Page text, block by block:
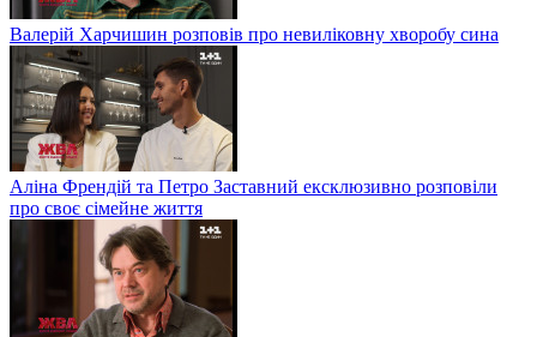
Валерій Харчишин розповів про невиліковну хворобу сина
Аліна Френдій та Петро Заставний ексклюзивно розповіли
про своє сімейне життя